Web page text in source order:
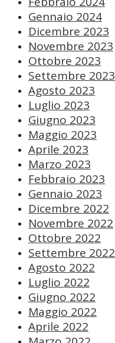
Gennaio 2024
Dicembre 2023
Novembre 2023
Ottobre 2023
Settembre 2023
Agosto 2023
Luglio 2023
Giugno 2023
Maggio 2023
Aprile 2023
Marzo 2023
Febbraio 2023
Gennaio 2023
Dicembre 2022
Novembre 2022
Ottobre 2022
Settembre 2022
Agosto 2022
Luglio 2022
Giugno 2022
Maggio 2022
Aprile 2022